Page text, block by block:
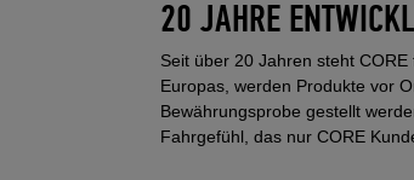
20 JAHRE
Seit über 20 Jahren steht
Europas, werden Produkte vor
Bewährungsprobe gestellt
Fahrgefühl, das nur CORE